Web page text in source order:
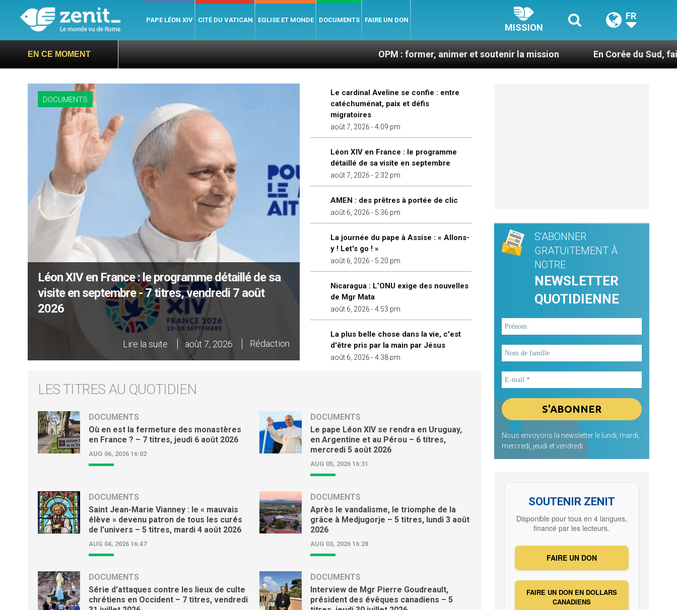
PAPE LÉON XIV CITÉ DU VATICAN EGLISE ET MONDE DOCUMENTS FAIRE UN DON
MISSION
FR
EN CE MOMENT OPM : former, animer et soutenir la mission En Corée du Sud, faire du
DOCUMENTS
Léon XIV en France : le programme détaillé de sa
visite en septembre - 7 titres, vendredi 7 août
2026
Lire la suite août 7, 2026 Rédaction
Le cardinal Aveline se confie : entre
catéchuménat, paix et défis
migratoires
août 7, 2026 - 4:09 pm
Léon XIV en France : le programme
détaillé de sa visite en septembre
août 7, 2026 - 2:32 pm
AMEN : des prêtres à portée de clic
août 6, 2026 - 5:36 pm
La journée du pape à Assise : « Allons-
y ! Let's go ! »
août 6, 2026 - 5:20 pm
Nicaragua : L’ONU exige des nouvelles
de Mgr Mata
août 6, 2026 - 4:53 pm
La plus belle chose dans la vie, c'est
d'être pris par la main par Jésus
août 6, 2026 - 4:38 pm
Bénédictions de couples en situation «
irrégulière » : des prêtres interpellent
le cardinal Marx
août 6, 2026 - 4:13 pm
Sur le Mont Thabor, la foi reparaît des
août 6, 2026 - 4:07 pm
LES TITRES AU QUOTIDIEN
DOCUMENTS
Où en est la fermeture des monastères
en France ? – 7 titres, jeudi 6 août 2026
AUG 06, 2026 16:02
DOCUMENTS
Le pape Léon XIV se rendra en Uruguay,
en Argentine et au Pérou – 6 titres,
mercredi 5 août 2026
AUG 05, 2026 16:31
DOCUMENTS
Saint Jean-Marie Vianney : le « mauvais
élève » devenu patron de tous les curés
de l’univers – 5 titres, mardi 4 août 2026
AUG 04, 2026 16:47
DOCUMENTS
Après le vandalisme, le triomphe de la
grâce à Medjugorje – 5 titres, lundi 3 août
2026
AUG 03, 2026 16:28
DOCUMENTS
Série d’attaques contre les lieux de culte
chrétiens en Occident – 7 titres, vendredi
DOCUMENTS
Interview de Mgr Pierre Goudreault,
président des évêques canadiens – 5
S'ABONNER
GRATUITEMENT À
NOTRE
NEWSLETTER
QUOTIDIENNE
Nous envoyons la newsletter le lundi, mardi,
mercredi, jeudi et vendredi
SOUTENIR ZENIT
Disponible pour tous en 4 langues,
financé par les lecteurs.
FAIRE UN DON
FAIRE UN DON EN DOLLARS
CANADIENS